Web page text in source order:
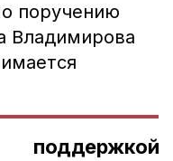
поручению
Владимирова
поддержкой